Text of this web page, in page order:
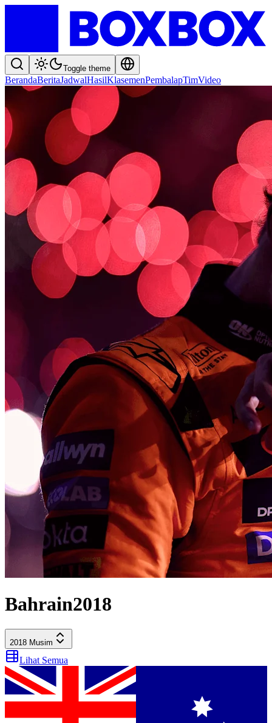
Toggle theme
BerandaBeritaJadwalHasilKlasemenPembalapTimVideo
Bahrain2018
2018 Musim
Lihat Semua